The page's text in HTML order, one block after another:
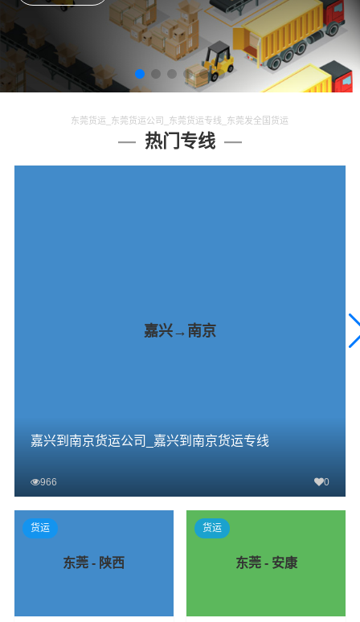
东莞货运_东莞货运公司_东莞货运专线_东莞发全国货运
热门专线
嘉兴→南京
嘉兴到南京货运公司_嘉兴到南京货运专线
966 0
查看详细
东莞 - 陕西
货运
东莞 - 安康
货运